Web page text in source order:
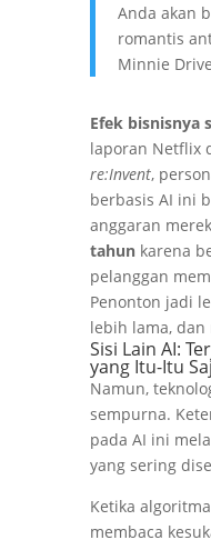
Anda akan
romantis
Minnie
Efek bisnisnya
laporan Netflix
re:Invent,
berbasis AI ini
anggaran
tahunkarena
pelanggan
Penonton jadi
lebih lama, dan
Sisi Lain AI:
yang Itu-Itu
Namun,
sempurna.
pada AI ini
yang sering
Ketika
membaca